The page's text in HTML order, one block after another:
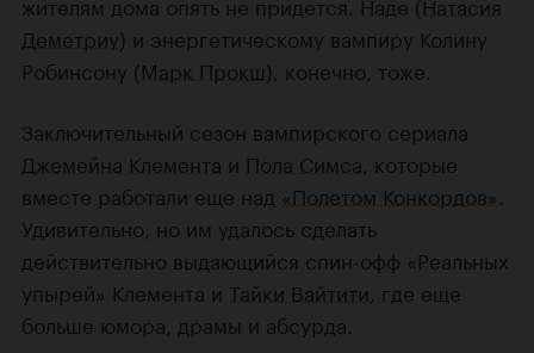
Деметриу) и энергетическому вампиру Колину
Робинсону (Марк Прокш), конечно, тоже.
Заключительный сезон вампирского сериала
Джемейна Клемента и Пола Симса, которые
вместе работали еще над «Полетом Конкордов».
Удивительно, но им удалось сделать
действительно выдающийся спин-офф «Реальных
упырей» Клемента и Тайки Вайтити, где еще
больше юмора, драмы и абсурда.